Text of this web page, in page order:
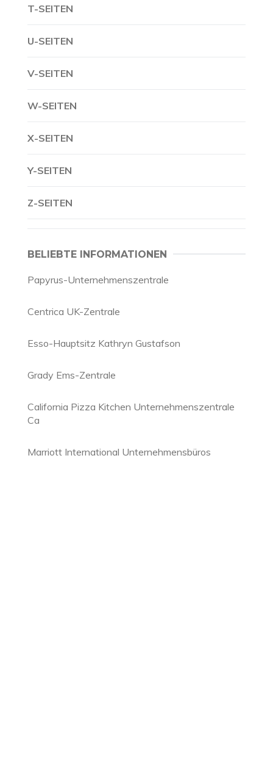
T-SEITEN
U-SEITEN
V-SEITEN
W-SEITEN
X-SEITEN
Y-SEITEN
Z-SEITEN
BELIEBTE INFORMATIONEN
Papyrus-Unternehmenszentrale
Centrica UK-Zentrale
Esso-Hauptsitz Kathryn Gustafson
Grady Ems-Zentrale
California Pizza Kitchen Unternehmenszentrale
Ca
Marriott International Unternehmensbüros